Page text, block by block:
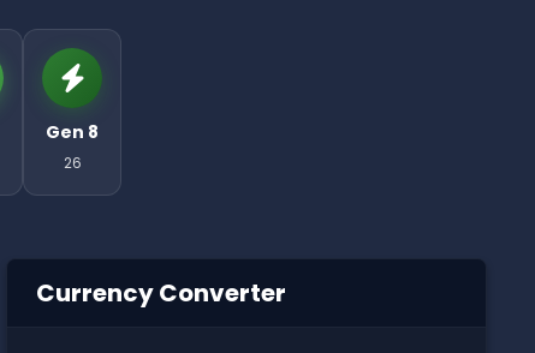
Gen 8
26
Currency Converter